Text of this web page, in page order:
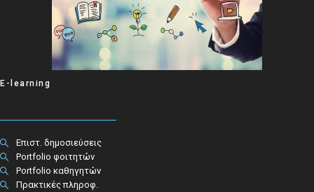
E-learning
Επιστ. δημοσιεύσεις
Portfolio φοιτητών
Portfolio καθηγητών
Πρακτικές πληροφ.​